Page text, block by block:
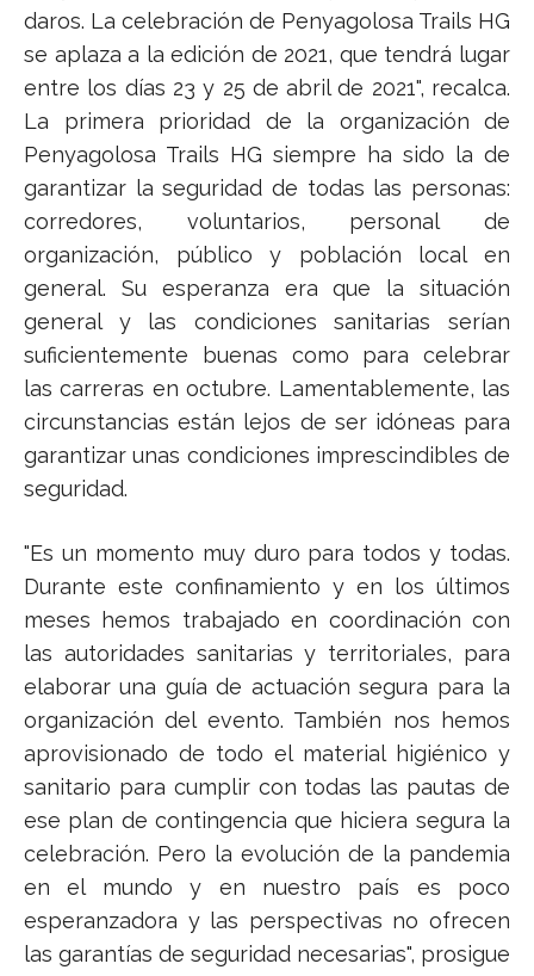
daros. La celebración de Penyagolosa Trails HG
se aplaza a la edición de 2021, que tendrá lugar
entre los días 23 y 25 de abril de 2021", recalca.
La primera prioridad de la organización de
Penyagolosa Trails HG siempre ha sido la de
garantizar la seguridad de todas las personas:
corredores, voluntarios, personal de
organización, público y población local en
general. Su esperanza era que la situación
general y las condiciones sanitarias serían
suficientemente buenas como para celebrar
las carreras en octubre. Lamentablemente, las
circunstancias están lejos de ser idóneas para
garantizar unas condiciones imprescindibles de
seguridad.
"Es un momento muy duro para todos y todas.
Durante este confinamiento y en los últimos
meses hemos trabajado en coordinación con
las autoridades sanitarias y territoriales, para
elaborar una guía de actuación segura para la
organización del evento. También nos hemos
aprovisionado de todo el material higiénico y
sanitario para cumplir con todas las pautas de
ese plan de contingencia que hiciera segura la
celebración. Pero la evolución de la pandemia
en el mundo y en nuestro país es poco
esperanzadora y las perspectivas no ofrecen
las garantías de seguridad necesarias", prosigue